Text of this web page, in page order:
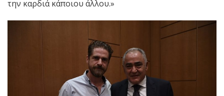
την καρδιά κάποιου άλλου.»